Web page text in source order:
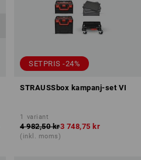
SETPRIS -24%
STRAUSSbox kampanj-set VI
1 variant
4 982,50 kr3 748,75 kr
(inkl. moms)